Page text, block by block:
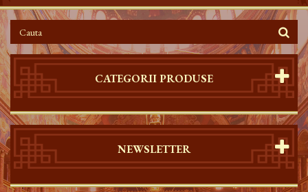
CATEGORII PRODUSE
NEWSLETTER